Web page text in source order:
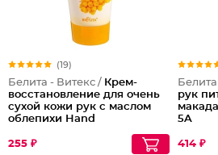
(19)
Белита - Витекс / Крем-
восстановление для очень
сухой кожи рук с маслом
облепихи Hand
and Dry Very Skin
255 ₽
рук
5A
414 ₽